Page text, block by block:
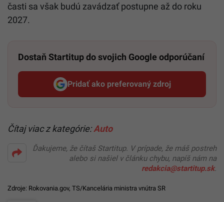
časti sa však budú zavádzať postupne až do roku
2027.
Dostaň Startitup do svojich Google odporúčaní
Pridať ako preferovaný zdroj
Startitup, odkaz sa otvorí v
Čítaj viac z kategórie:Auto
Ďakujeme, že čítaš Startitup. V prípade, že máš postreh
alebo si našiel v článku chybu, napíš nám na
redakcia@startitup.sk.
Zdroje: Rokovania.gov, TS/Kancelária ministra vnútra SR